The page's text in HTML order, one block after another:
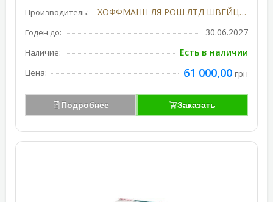
Производитель: ХОФФМАНН-ЛЯ РОШ ЛТД ШВЕЙЦАРИЯ
Годен до: 30.06.2027
Наличие: Есть в наличии
Цена: 61 000,00 грн
Подробнее Заказать